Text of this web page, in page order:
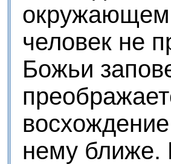
человек не
Божьи
нему ближе.